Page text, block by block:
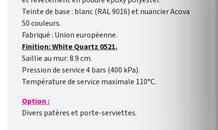
Teinte de base : blanc (RAL 9016) et nuancier Acova
50 couleurs.
Fabriqué : Union européenne.
Finition: White Quartz 0521.
Saillie au mur: 8.9 cm.
Pression de service 4 bars (400 kPa).
Température de service maximale 110°C.
Option :
Divers patères et porte-serviettes.